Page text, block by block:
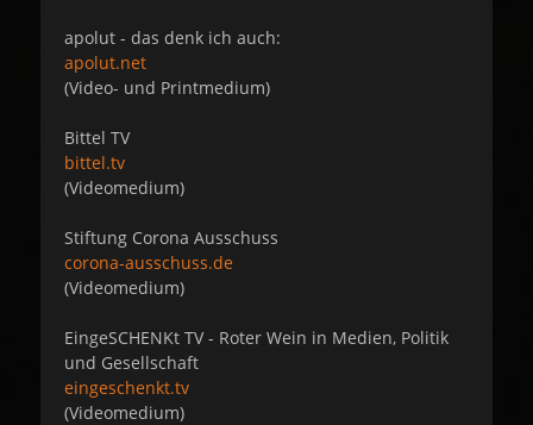
apolut - das denk ich auch:
apolut.net
(Video- und Printmedium)
Bittel TV
bittel.tv
(Videomedium)
Stiftung Corona Ausschuss
corona-ausschuss.de
(Videomedium)
EingeSCHENKt TV - Roter Wein in Medien, Politik
und Gesellschaft
eingeschenkt.tv
(Videomedium)